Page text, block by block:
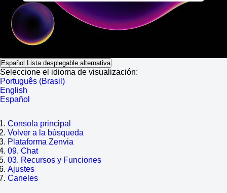
Español Lista desplegable alternativa
Seleccione el idioma de visualización:
Português (Brasil)
English
Español
Consola principal
Volver a la búsqueda
Plataforma Zenvia
09. Chat
03. Recursos y Funciones
Ajustes
Caneles